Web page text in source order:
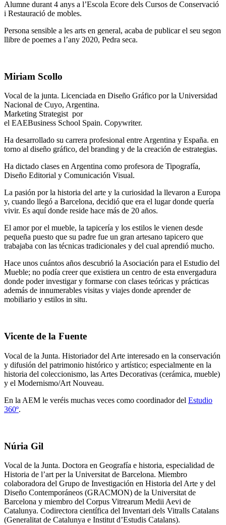
Alumne durant 4 anys a l’Escola Ecore dels Cursos de Conservació
i Restauració de mobles.
Persona sensible a les arts en general, acaba de publicar el seu segon
llibre de poemes a l’any 2020, Pedra seca.
Miriam Scollo
Vocal de la junta. Licenciada en Diseño Gráfico por la Universidad
Nacional de Cuyo, Argentina.
Marketing Strategist por
el EAEBusiness School Spain. Copywriter.
Ha desarrollado su carrera profesional entre Argentina y España. en
torno al diseño gráfico, del branding y de la creación de estrategias.
Ha dictado clases en Argentina como profesora de Tipografía,
Diseño Editorial y Comunicación Visual.
La pasión por la historia del arte y la curiosidad la llevaron a Europa
y, cuando llegó a Barcelona, decidió que era el lugar donde quería
vivir. Es aquí donde reside hace más de 20 años.
El amor por el mueble, la tapicería y los estilos le vienen desde
pequeña puesto que su padre fue un gran artesano tapicero que
trabajaba con las técnicas tradicionales y del cual aprendió mucho.
Hace unos cuántos años descubrió la Asociación para el Estudio del
Mueble; no podía creer que existiera un centro de esta envergadura
donde poder investigar y formarse con clases teóricas y prácticas
además de innumerables visitas y viajes donde aprender de
mobiliario y estilos in situ.
Vicente de la Fuente
Vocal de la Junta. Historiador del Arte interesado en la conservación
y difusión del patrimonio histórico y artístico; especialmente en la
historia del coleccionismo, las Artes Decorativas (cerámica, mueble)
y el Modernismo/Art Nouveau.
En la AEM le veréis muchas veces como coordinador del Estudio
360º.
Núria Gil
Vocal de la Junta. Doctora en Geografía e historia, especialidad de
Historia de l’art per la Universitat de Barcelona. Miembro
colaboradora del Grupo de Investigación en Historia del Arte y del
Diseño Contemporáneos (GRACMON) de la Universitat de
Barcelona y miembro del Corpus Vitrearum Medii Aevi de
Catalunya. Codirectora científica del Inventari dels Vitralls Catalans
(Generalitat de Catalunya e Institut d’Estudis Catalans).